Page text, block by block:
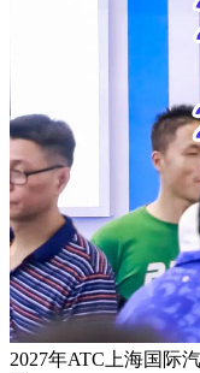
2027年ATC上海国际